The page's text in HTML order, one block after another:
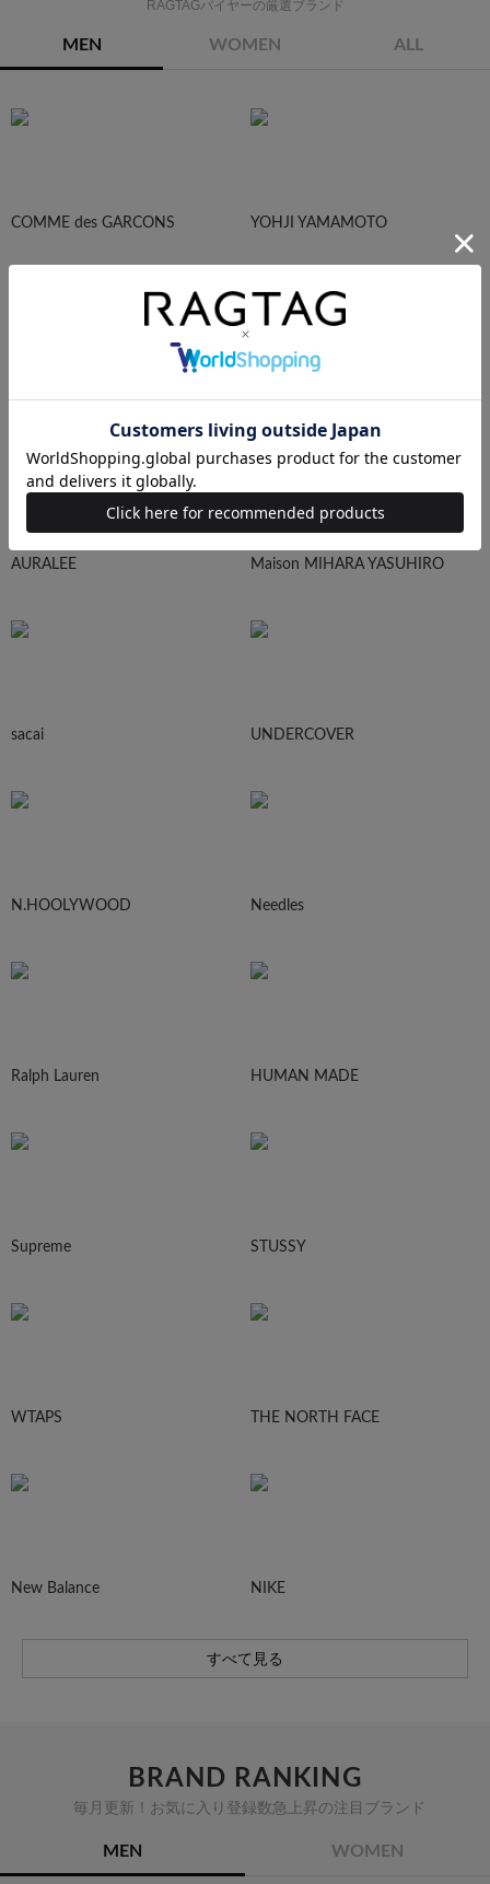
RAGTAGバイヤーの厳選ブランド
MEN WOMEN ALL
COMME des GARCONS YOHJI YAMAMOTO
AURALEE Maison MIHARA YASUHIRO
sacai UNDERCOVER
N.HOOLYWOOD Needles
Ralph Lauren HUMAN MADE
Supreme STUSSY
WTAPS THE NORTH FACE
New Balance NIKE
すべて見る
BRAND RANKING
毎月更新！お気に入り登録数急上昇の注目ブランド
MEN WOMEN